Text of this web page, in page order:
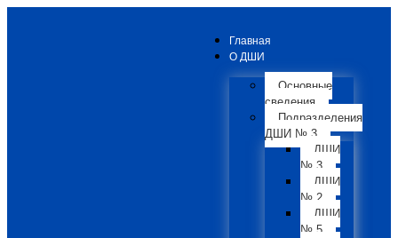
Главная
О ДШИ
Основные
сведения
Подразделения
ДШИ № 3
ДШИ
№ 3
ДШИ
№ 2
ДШИ
№ 5